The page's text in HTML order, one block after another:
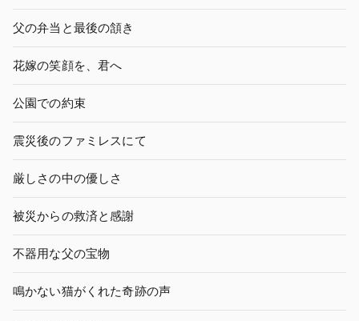
父の弁当と最後の頷き
花嫁の笑顔を、君へ
公園での約束
震災後のファミレスにて
厳しさの中の優しさ
被災からの救済と感謝
不器用な父の宝物
鳴かない猫がくれた奇跡の声